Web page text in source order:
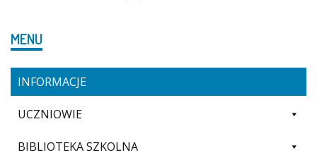
MENU
INFORMACJE
UCZNIOWIE
BIBLIOTEKA SZKOLNA